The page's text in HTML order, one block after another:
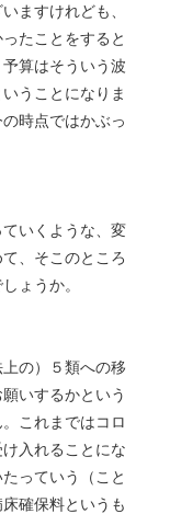
ますけれども、
たことをすると
算はそういう波
うことになりま
時点ではかぶっ
いくような、変
、そこのところ
ょうか。
の）５類への移
いするかという
これまではコロ
入れることにな
っていう（こと
確保料というも